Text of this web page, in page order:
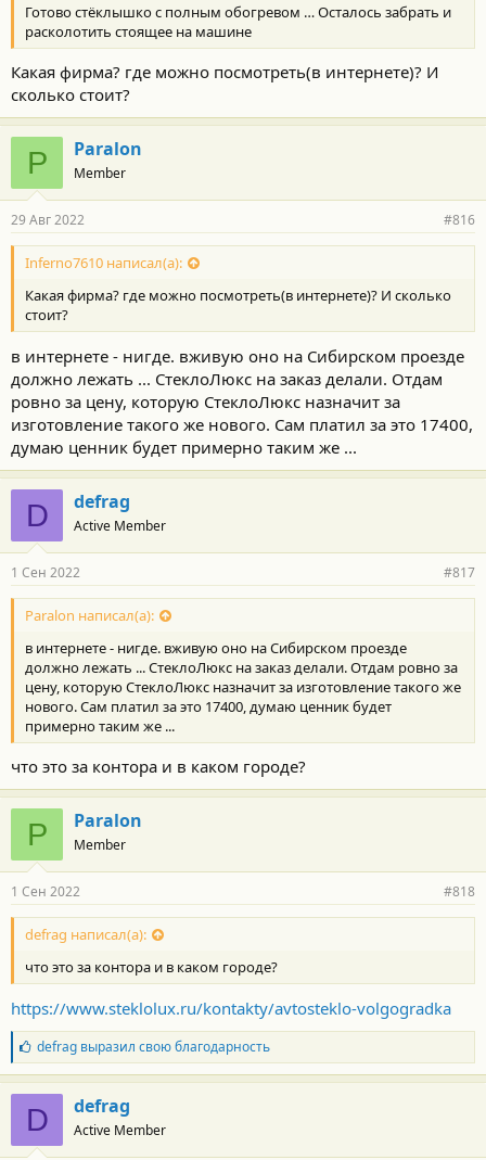
Готово стёклышко с полным обогревом … Осталось забрать и
расколотить стоящее на машине
Какая фирма? где можно посмотреть(в интернете)? И
сколько стоит?
P Paralon
Member
29 Авг 2022 #816
Inferno7610 написал(а):
Какая фирма? где можно посмотреть(в интернете)? И сколько
стоит?
в интернете - нигде. вживую оно на Сибирском проезде
должно лежать ... СтеклоЛюкс на заказ делали. Отдам
ровно за цену, которую СтеклоЛюкс назначит за
изготовление такого же нового. Сам платил за это 17400,
думаю ценник будет примерно таким же ...
D defrag
Active Member
1 Сен 2022 #817
Paralon написал(а):
в интернете - нигде. вживую оно на Сибирском проезде
должно лежать ... СтеклоЛюкс на заказ делали. Отдам ровно за
цену, которую СтеклоЛюкс назначит за изготовление такого же
нового. Сам платил за это 17400, думаю ценник будет
примерно таким же ...
что это за контора и в каком городе?
P Paralon
Member
1 Сен 2022 #818
defrag написал(а):
что это за контора и в каком городе?
https://www.steklolux.ru/kontakty/avtosteklo-volgogradka
Б
л
а
г
о
д
а
defragвыразил свою благодарность
D defrag
Active Member